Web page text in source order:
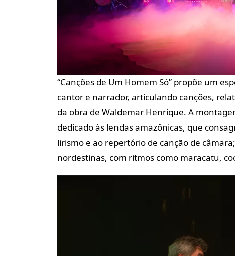
“Canções de Um Homem Só” propõe um
cantor e narrador, articulando canções,
da obra de Waldemar Henrique. A
dedicado às lendas amazônicas, que
lirismo e ao repertório de canção de
nordestinas, com ritmos como maracatu,